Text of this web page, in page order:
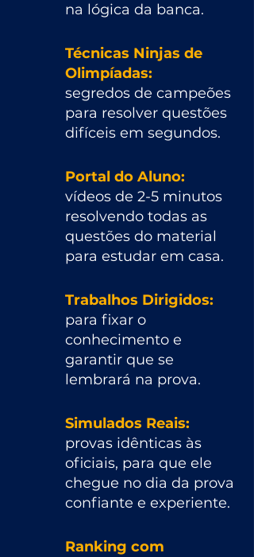
na lógica da banca.
Técnicas Ninjas de
Olimpíadas:
segredos de campeões
para resolver questões
difíceis em segundos.
Portal do Aluno:
vídeos de 2-5 minutos
resolvendo todas as
questões do material
para estudar em casa.
Trabalhos Dirigidos:
para fixar o
conhecimento e
garantir que se
lembrará na prova.​
Simulados Reais:
provas idênticas às
oficiais, para que ele
chegue no dia da prova
confiante e experiente.
Ranking com